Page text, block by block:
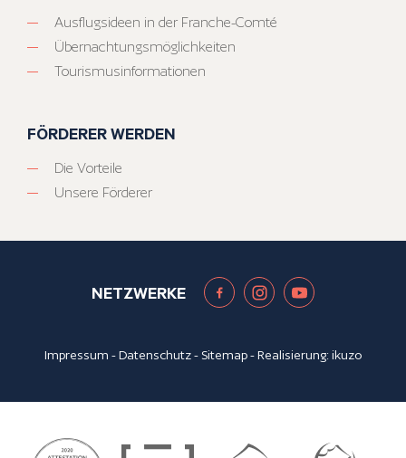
Ausflugsideen in der Franche-Comté
Übernachtungsmöglichkeiten
Tourismusinformationen
FÖRDERER WERDEN
Die Vorteile
Unsere Förderer
NETZWERKE
Impressum -Datenschutz- Sitemap- Realisierung:ikuzo